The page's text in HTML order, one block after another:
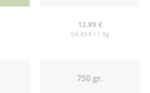
12,89 €
64,45 € / 1 Kg
750 gr.